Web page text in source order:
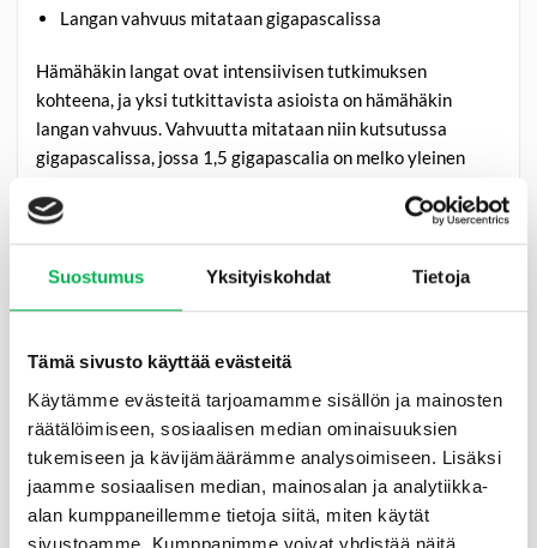
Suostumus Yksityiskohdat Tietoja
Tämä sivusto käyttää evästeitä
Käytämme evästeitä tarjoamamme sisällön ja mainosten
räätälöimiseen, sosiaalisen median ominaisuuksien
tukemiseen ja kävijämäärämme analysoimiseen. Lisäksi
jaamme sosiaalisen median, mainosalan ja analytiikka-
alan kumppaneillemme tietoja siitä, miten käytät
sivustoamme. Kumppanimme voivat yhdistää näitä
Langan vahvuus mitataan gigapascalissa
Hämähäkin langat ovat intensiivisen tutkimuksen
kohteena, ja yksi tutkittavista asioista on hämähäkin
langan vahvuus. Vahvuutta mitataan niin kutsutussa
gigapascalissa, jossa 1,5 gigapascalia on melko yleinen
saavutti jopa 5,4 gigapascalin vahvuuden.
Hämähäkin lanka vedetään ulos hämähäkin
spidrioneista eli proteiineista, jotka ovat vesiliuoksessa
erilaisissa rauhasissa, jotka sijaitsevat hämähäkkien
takaruumiissa. Kun lankaa pitää kehrätä, hämähäkki vetää
langat takaruumiista omalla voimallaan.
Joillakin verkot kudotaan muutamassa tunnissa